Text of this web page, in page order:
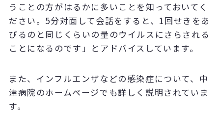
うことの方がはるかに多いことを知っておいてく
ださい。5分対面して会話をすると、1回せきをあ
びるのと同じくらいの量のウイルスにさらされる
ことになるのです」とアドバイスしています。
また、インフルエンザなどの感染症について、中
津病院のホームページでも詳しく説明されていま
す。